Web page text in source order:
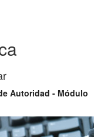
Autoridad - Módulo